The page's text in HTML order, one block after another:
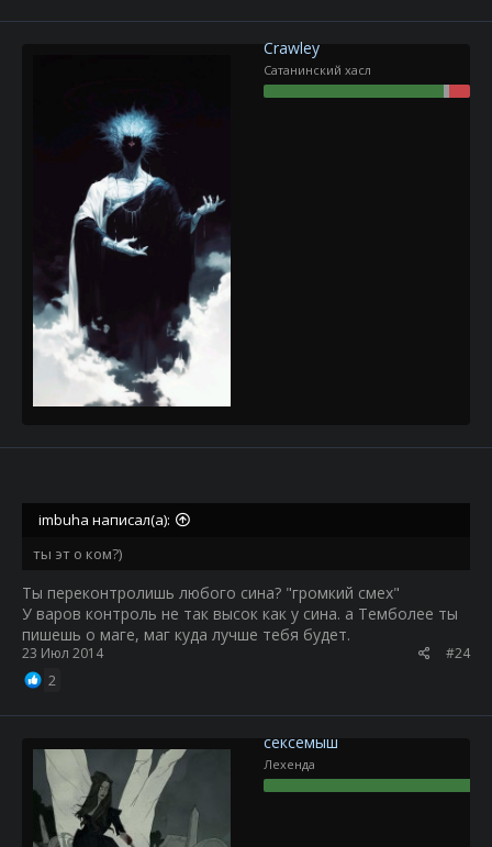
Crawley
Сатанинский хасл
imbuha написал(а):
ты эт о ком?)
Ты переконтролишь любого сина? "громкий смех"
У варов контроль не так высок как у сина. а Темболее ты
пишешь о маге, маг куда лучше тебя будет.
23 Июл 2014 #24
2
сексемыш
Лехенда